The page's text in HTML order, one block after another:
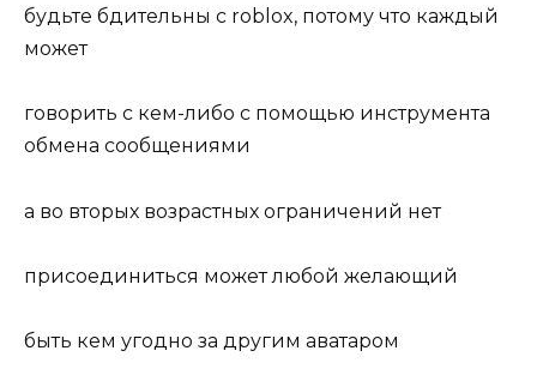
будьте бдительны с roblox, потому что каждый
может
говорить с кем-либо с помощью инструмента
обмена сообщениями
а во вторых возрастных ограничений нет
присоединиться может любой желающий
быть кем угодно за другим аватаром